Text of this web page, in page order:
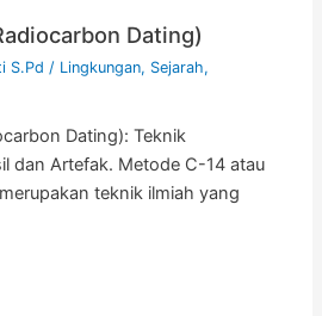
Dating)
S.Pd / Lingkungan, Sejarah,
Dating): Teknik
dan Artefak. Metode C-14 atau
teknik ilmiah yang